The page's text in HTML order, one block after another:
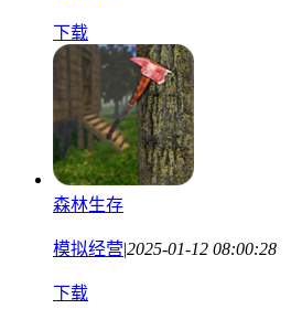
下载
森林生存
模拟经营|2025-01-12 08:00:28
下载